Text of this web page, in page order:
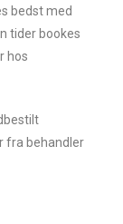
bedst med
tider bookes
hos
fra behandler